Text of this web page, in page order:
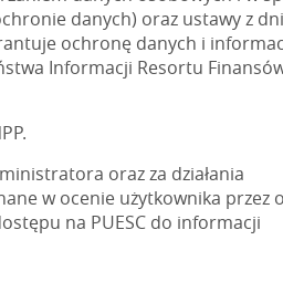
danych) oraz ustawy z
ochronę danych i
Informacji Resortu
oraz za działania
w ocenie użytkownika przez
na PUESC do informacji